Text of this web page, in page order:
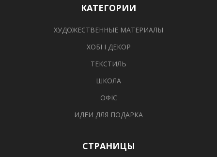
КАТЕГОРИИ
ХУДОЖЕСТВЕННЫЕ МАТЕРИАЛЫ
ХОБІ І ДЕКОР
ТЕКСТИЛЬ
ШКОЛА
ОФІС
ИДЕИ ДЛЯ ПОДАРКА
СТРАНИЦЫ